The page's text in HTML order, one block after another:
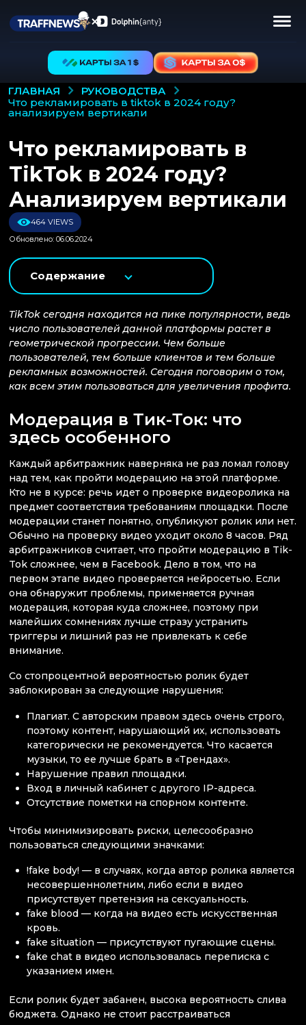
ГЛАВНАЯ
РУКОВОДСТВА
что рекламировать в tiktok в 2024 году?
анализируем вертикали
Что рекламировать в
TikTok в 2024 году?
Анализируем вертикали
464 VIEWS
Обновлено: 06.06.2024
Содержание
TikTok сегодня находится на пике популярности, ведь
число пользователей данной платформы растет в
геометрической прогрессии. Чем больше
пользователей, тем больше клиентов и тем больше
рекламных возможностей. Сегодня поговорим о том,
как всем этим пользоваться для увеличения профита.
Модерация в Тик-Ток: что
здесь особенного
Каждый арбитражник наверняка не раз ломал голову
над тем, как пройти модерацию на этой платформе.
Кто не в курсе: речь идет о проверке видеоролика на
предмет соответствия требованиям площадки. После
модерации станет понятно, опубликуют ролик или нет.
Обычно на проверку видео уходит около 8 часов. Ряд
арбитражников считает, что пройти модерацию в Tik-
Tok сложнее, чем в Facebook. Дело в том, что на
первом этапе видео проверяется нейросетью. Если
она обнаружит проблемы, применяется ручная
модерация, которая куда сложнее, поэтому при
малейших сомнениях лучше стразу устранить
триггеры и лишний раз не привлекать к себе
внимание.
Со стопроцентной вероятностью ролик будет
заблокирован за следующие нарушения:
Плагиат. С авторским правом здесь очень строго,
поэтому контент, нарушающий их, использовать
категорически не рекомендуется. Что касается
музыки, то ее лучше брать в «Трендах».
Нарушение правил площадки.
Вход в личный кабинет с другого IP-адреса.
Отсутствие пометки на спорном контенте.
Чтобы минимизировать риски, целесообразно
пользоваться следующими значками:
!fake body! — в случаях, когда автор ролика является
несовершеннолетним, либо если в видео
присутствует претензия на сексуальность.
fake blood — когда на видео есть искусственная
кровь.
fake situation — присутствуют пугающие сцены.
fake chat в видео использовалась переписка с
указанием имен.
Если ролик будет забанен, высока вероятность слива
бюджета. Однако не стоит расстраиваться